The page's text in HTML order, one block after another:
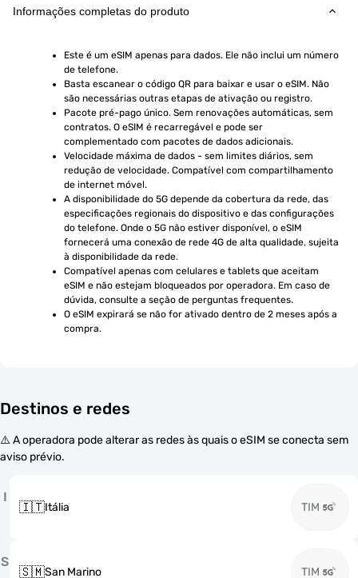
Informações completas do produto
Este é um eSIM apenas para dados. Ele não inclui um número
de telefone.
Basta escanear o código QR para baixar e usar o eSIM. Não
são necessárias outras etapas de ativação ou registro.
Pacote pré-pago único. Sem renovações automáticas, sem
contratos. O eSIM é recarregável e pode ser
complementado com pacotes de dados adicionais.
Velocidade máxima de dados - sem limites diários, sem
redução de velocidade. Compatível com compartilhamento
de internet móvel.
A disponibilidade do 5G depende da cobertura da rede, das
especificações regionais do dispositivo e das configurações
do telefone. Onde o 5G não estiver disponível, o eSIM
fornecerá uma conexão de rede 4G de alta qualidade, sujeita
à disponibilidade da rede.
Compatível apenas com celulares e tablets que aceitam
eSIM e não estejam bloqueados por operadora. Em caso de
dúvida, consulte a seção de perguntas frequentes.
O eSIM expirará se não for ativado dentro de 2 meses após a
compra.
Destinos e redes
⚠️ A operadora pode alterar as redes às quais o eSIM se conecta sem
aviso prévio.
I
🇮🇹Itália TIM
S
🇸🇲San Marino TIM